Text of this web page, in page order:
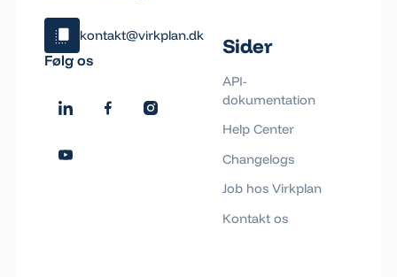
kontakt@virkplan.dk
Klik og kopiér email
Følg os
Sider
API-
dokumentation
Help Center
Changelogs
Job hos Virkplan
Kontakt os